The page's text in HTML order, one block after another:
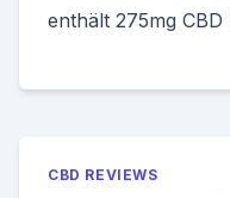
enthält 275mg
CBD REVIEWS